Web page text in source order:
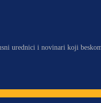
urednici i novinari koji